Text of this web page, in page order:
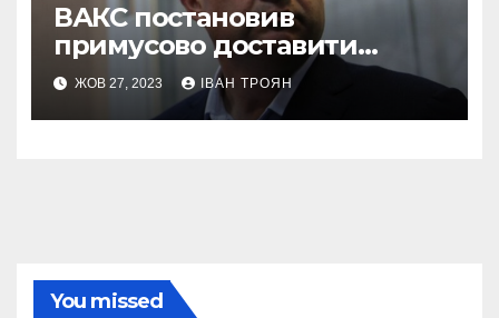
ВАКС постановив
примусово доставити
Дубневича до суду
ЖОВ 27, 2023 ІВАН ТРОЯН
You missed